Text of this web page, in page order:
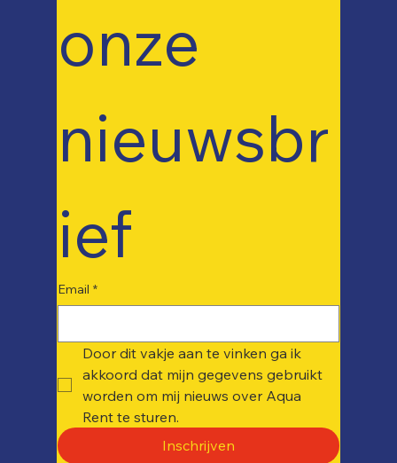
onze
nieuwsbr
ief
Email *
Door dit vakje aan te vinken ga ik
akkoord dat mijn gegevens gebruikt
worden om mij nieuws over Aqua
Inschrijven